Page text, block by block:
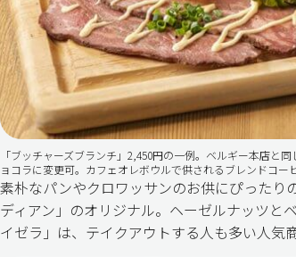
「ブッチャーズブランチ」2,450円の一例。ベルギー本店と
ョコラに変更可。カフェオレボウルで供されるブレンドコ
素朴なパンやクロワッサンのお供にぴったり
ディアン」のオリジナル。ヘーゼルナッツと
イゼラ」は、テイクアウトする人も多い人気商